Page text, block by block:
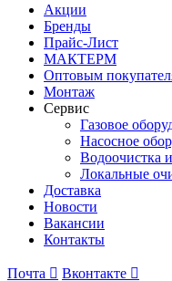
Акции
Бренды
Прайс-Лист
МАКТЕРМ
Оптовым
Монтаж
Сервис
Газовое
Насосное
Водоочистка
Локальные
Доставка
Новости
Вакансии
Контакты
Почта  Вконтакте 